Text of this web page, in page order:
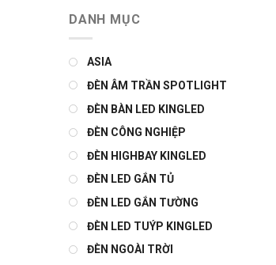
DANH MỤC
ASIA
ĐÈN ÂM TRẦN SPOTLIGHT
ĐÈN BÀN LED KINGLED
ĐÈN CÔNG NGHIỆP
ĐÈN HIGHBAY KINGLED
ĐÈN LED GẮN TỦ
ĐÈN LED GẮN TƯỜNG
ĐÈN LED TUÝP KINGLED
ĐÈN NGOÀI TRỜI